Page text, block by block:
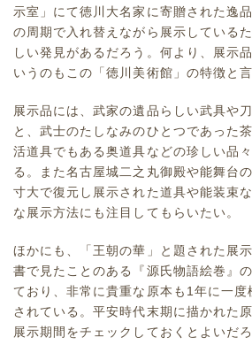
示室」にて徳川大名家に寄贈された逸
の周期で入れ替えながら展示している
しい発見があるだろう。何より、展示
いうのもこの「徳川美術館」の特徴と言
展示品には、武家の遺品らしい武具や
と、武士のたしなみのひとつであった
活道具でもある奥道具などの珍しい品
る。また名古屋城二之丸御殿や能舞台
寸大で復元し展示された道具や能装束
な展示方法にも注目してもらいたい。
ほかにも、「王朝の華」と題された展
書で見たことのある『源氏物語絵巻』
ており、非常に貴重な原本も1年に一
されている。平安時代末期に描かれた
展示期間をチェックしておくとよいだろ